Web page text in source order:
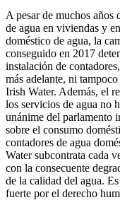
A pesar de muchos años
de agua en viviendas y
doméstico de agua, la
conseguido en 2017
instalación de
más adelante, ni
Irish Water. Además, el
los servicios de agua no
unánime del parlamento
sobre el consumo
contadores de agua
Water subcontrata cada
con la consecuente
de la calidad del agua.
fuerte por el derecho